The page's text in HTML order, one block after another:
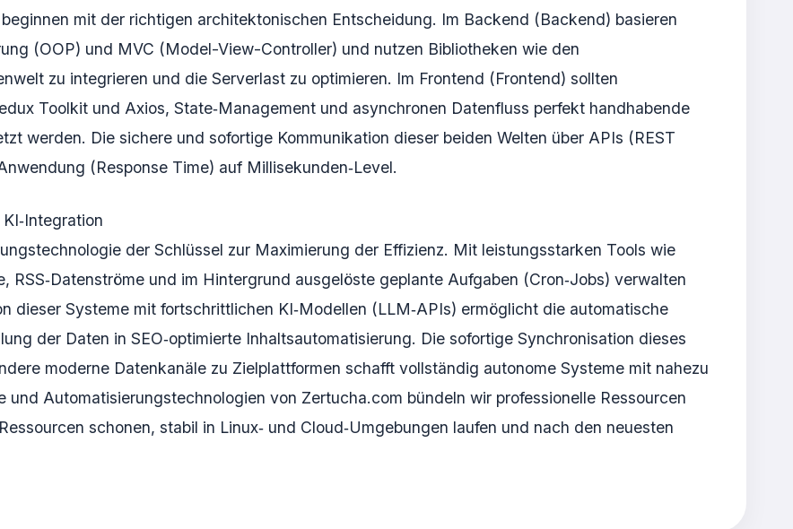
mit der richtigen architektonischen Entscheidung. Im Backend (Backend) basieren
(OOP) und MVC (Model-View-Controller) und nutzen Bibliotheken wie den
zu integrieren und die Serverlast zu optimieren. Im Frontend (Frontend) sollten
Toolkit und Axios, State‑Management und asynchronen Datenfluss perfekt handhabende
werden. Die sichere und sofortige Kommunikation dieser beiden Welten über APIs (REST
(Response Time) auf Millisekunden‑Level.
der Schlüssel zur Maximierung der Effizienz. Mit leistungsstarken Tools wie
RSS‑Datenströme und im Hintergrund ausgelöste geplante Aufgaben (Cron‑Jobs) verwalten
dieser Systeme mit fortschrittlichen KI‑Modellen (LLM‑APIs) ermöglicht die automatische
der Daten in SEO‑optimierte Inhaltsautomatisierung. Die sofortige Synchronisation dieses
moderne Datenkanäle zu Zielplattformen schafft vollständig autonome Systeme mit nahezu
und Automatisierungstechnologien von Zertucha.com bündeln wir professionelle Ressourcen
schonen, stabil in Linux‑ und Cloud‑Umgebungen laufen und nach den neuesten